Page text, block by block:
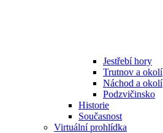
Jestřebí hory
Trutnov a okolí
Náchod a okolí
Podzvičinsko
Historie
Současnost
Virtuální prohlídka